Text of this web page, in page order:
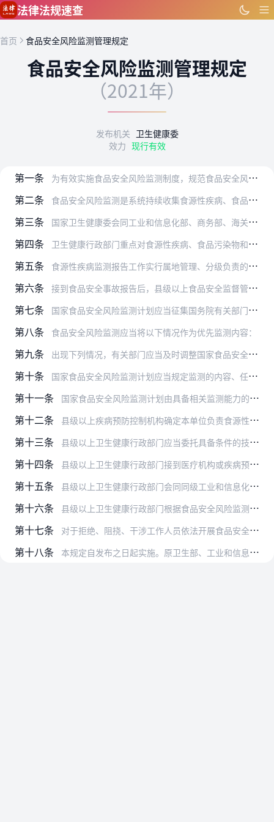
跳到主要内容
法律法规速查
首页 食品安全风险监测管理规定
食品安全风险监测管理规定
（2021年）
发布机关 卫生健康委
效力 现行有效
第一条 为有效实施食品安全风险监测制度，规范食品安全风险监测工作，根据《中华人民共和国食品安全法》（以下简称《食品安全法》）及其实施条例，制定本规定。
第二条 食品安全风险监测是系统持续收集食源性疾病、食品污染以及食品中有害因素的监测数据及相关信息，并综合分析、及时报告和通报的活动。其目的是为食品安全风险评估、食品安全…
第三条 国家卫生健康委会同工业和信息化部、商务部、海关总署、市场监管总局、国家粮食和物资储备局等部门，制定实施国家食品安全风险监测计划。
第四条 卫生健康行政部门重点对食源性疾病、食品污染物和有害因素基线水平、标准制定修订和风险评估专项实施风险监测。海关、市场监督管理、粮食和储备部门根据各自职责，配合开展…
第五条 食源性疾病监测报告工作实行属地管理、分级负责的原则。县级以上地方卫生健康行政部门负责辖区内食源性疾病监测报告的组织管理工作。
第六条 接到食品安全事故报告后，县级以上食品安全监督管理部门应当立即会同同级卫生健康、农业行政等部门依法进行调查处理。食品安全监督管理部门应当对事故单位封存的食品及原料…
第七条 国家食品安全风险监测计划应当征集国务院有关部门、国家食品安全风险评估专家委员会、农产品质量安全评估专家委员会、食品安全国家标准审评委员会、行业协会以及地方的意见…
第八条 食品安全风险监测应当将以下情况作为优先监测内容：
第九条 出现下列情况，有关部门应当及时调整国家食品安全风险监测计划和省级监测方案，组织开展应急监测：
第十条 国家食品安全风险监测计划应当规定监测的内容、任务分工、工作要求、组织保障、质量控制、考核评价措施等。
第十一条 国家食品安全风险监测计划由具备相关监测能力的技术机构承担。技术机构应当根据食品安全风险监测计划和监测方案开展监测工作，保证监测数据真实、准确，并按照食品安全风险…
第十二条 县级以上疾病预防控制机构确定本单位负责食源性疾病监测报告工作的部门及人员，建立食源性疾病监测报告管理制度，对辖区内医疗机构食源性疾病监测报告工作进行培训和指导。
第十三条 县级以上卫生健康行政部门应当委托具备条件的技术机构，及时汇总分析和研判食品安全风险监测结果，发现可能存在食品安全隐患的，及时将已获悉的食品安全隐患相关信息和建议…
第十四条 县级以上卫生健康行政部门接到医疗机构或疾病预防控制机构报告的食源性疾病信息，应当组织研判，认为与食品安全有关的，应当及时通报同级食品安全监督管理部门，并向本级人…
第十五条 县级以上卫生健康行政部门会同同级工业和信息化、农业农村、商务、海关、市场监管、粮食和储备等有关部门建立食品安全风险监测会商机制，根据工作需要，会商分析风险监测结…
第十六条 县级以上卫生健康行政部门根据食品安全风险监测工作的需要，将食品安全风险监测能力和食品安全事故流行病学调查能力统筹纳入本级食品安全整体建设规划，逐步建立食品安全风…
第十七条 对于拒绝、阻挠、干涉工作人员依法开展食品安全风险监测工作的，技术机构和人员提供虚假风险监测信息的，以及有关管理部门未按规定报告或通报食品安全隐患信息的，工作不力…
第十八条 本规定自发布之日起实施。原卫生部、工业和信息化部、原工商总局、原质检总局、原国家食品药品监管局印发的《食品安全风险监测管理规定（试行）》（卫监督发〔2010〕1…